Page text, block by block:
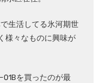
生活してる氷河期世
様々なものに興味が
を買ったのが最